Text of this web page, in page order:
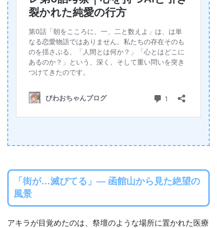
「街が…滅びてる」― 函館山から見た絶望の
風景
アキラが目覚めたのは、祭壇のような場所に置かれた医療